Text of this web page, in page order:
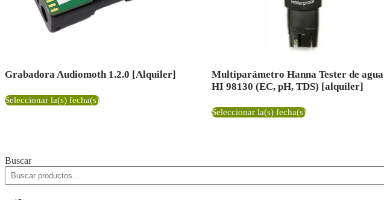
Grabadora Audiomoth 1.2.0 [Alquiler]
Seleccionar la(s) fecha(s)
Multiparámetro Hanna Tester de agua
HI 98130 (EC, pH, TDS) [alquiler]
Seleccionar la(s) fecha(s)
Buscar